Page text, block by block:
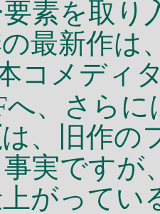
素を取
最新作は
コメディ
へ、さら
は、旧作の
実ですが
がってい